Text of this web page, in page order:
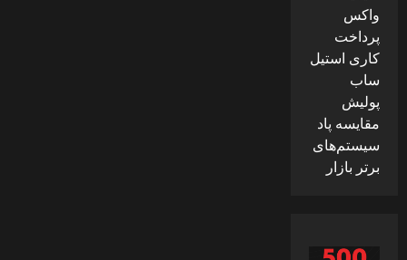
واکس
پرداخت
کاری استیل
ساب
پولیش
مقایسه پاد
سیستم‌های
برتر بازار